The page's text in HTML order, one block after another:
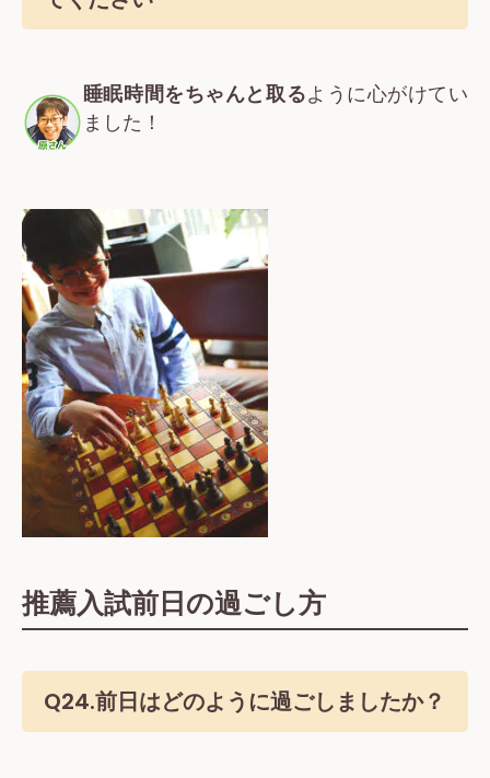
睡眠時間をちゃんと取るように心がけてい
ました！
推薦入試前日の過ごし方
Q24.前日はどのように過ごしましたか？